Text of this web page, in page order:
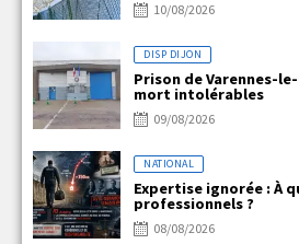
10/08/2026
DISP DIJON
Prison de Varennes-
mort intolérables
09/08/2026
NATIONAL
Expertise ignorée : À
professionnels ?
08/08/2026